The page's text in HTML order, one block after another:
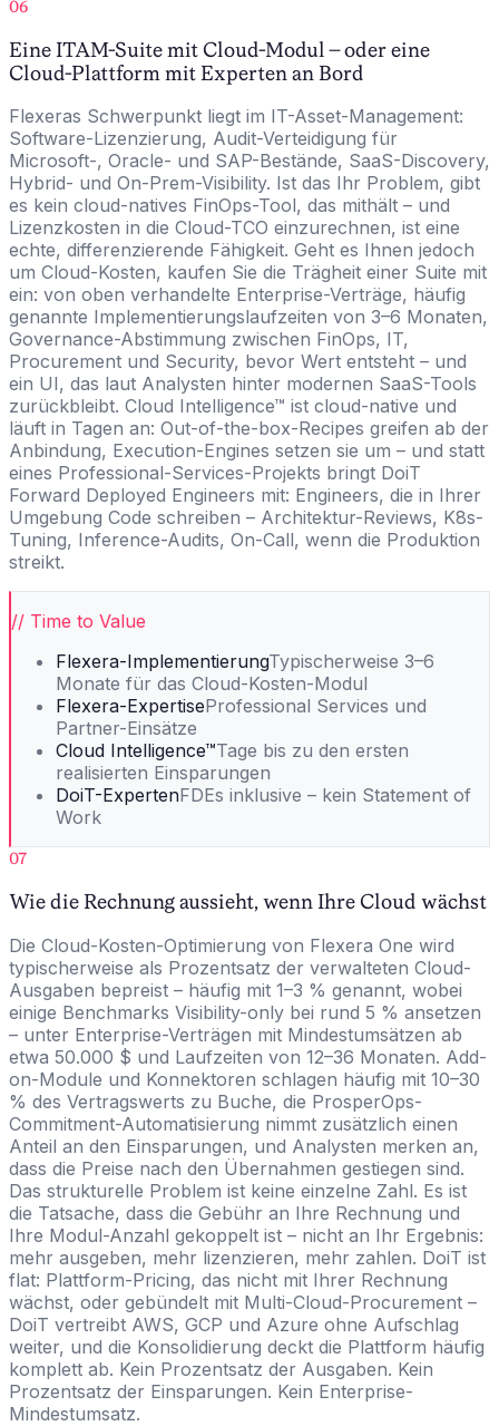
06
Eine ITAM-Suite mit Cloud-Modul – oder eine
Cloud-Plattform mit Experten an Bord
Flexeras Schwerpunkt liegt im IT-Asset-Management:
Software-Lizenzierung, Audit-Verteidigung für
Microsoft-, Oracle- und SAP-Bestände, SaaS-Discovery,
Hybrid- und On-Prem-Visibility. Ist das Ihr Problem, gibt
es kein cloud-natives FinOps-Tool, das mithält – und
Lizenzkosten in die Cloud-TCO einzurechnen, ist eine
echte, differenzierende Fähigkeit. Geht es Ihnen jedoch
um Cloud-Kosten, kaufen Sie die Trägheit einer Suite mit
ein: von oben verhandelte Enterprise-Verträge, häufig
genannte Implementierungslaufzeiten von 3–6 Monaten,
Governance-Abstimmung zwischen FinOps, IT,
Procurement und Security, bevor Wert entsteht – und
ein UI, das laut Analysten hinter modernen SaaS-Tools
zurückbleibt. Cloud Intelligence™ ist cloud-native und
läuft in Tagen an: Out-of-the-box-Recipes greifen ab der
Anbindung, Execution-Engines setzen sie um – und statt
eines Professional-Services-Projekts bringt DoiT
Forward Deployed Engineers mit: Engineers, die in Ihrer
Umgebung Code schreiben – Architektur-Reviews, K8s-
Tuning, Inference-Audits, On-Call, wenn die Produktion
streikt.
// Time to Value
Flexera-ImplementierungTypischerweise 3–6
Monate für das Cloud-Kosten-Modul
Flexera-ExpertiseProfessional Services und
Partner-Einsätze
Cloud Intelligence™Tage bis zu den ersten
realisierten Einsparungen
DoiT-ExpertenFDEs inklusive – kein Statement of
Work
07
Wie die Rechnung aussieht, wenn Ihre Cloud wächst
Die Cloud-Kosten-Optimierung von Flexera One wird
typischerweise als Prozentsatz der verwalteten Cloud-
Ausgaben bepreist – häufig mit 1–3 % genannt, wobei
einige Benchmarks Visibility-only bei rund 5 % ansetzen
– unter Enterprise-Verträgen mit Mindestumsätzen ab
etwa 50.000 $ und Laufzeiten von 12–36 Monaten. Add-
on-Module und Konnektoren schlagen häufig mit 10–30
% des Vertragswerts zu Buche, die ProsperOps-
Commitment-Automatisierung nimmt zusätzlich einen
Anteil an den Einsparungen, und Analysten merken an,
dass die Preise nach den Übernahmen gestiegen sind.
Das strukturelle Problem ist keine einzelne Zahl. Es ist
die Tatsache, dass die Gebühr an Ihre Rechnung und
Ihre Modul-Anzahl gekoppelt ist – nicht an Ihr Ergebnis:
mehr ausgeben, mehr lizenzieren, mehr zahlen. DoiT ist
flat: Plattform-Pricing, das nicht mit Ihrer Rechnung
wächst, oder gebündelt mit Multi-Cloud-Procurement –
DoiT vertreibt AWS, GCP und Azure ohne Aufschlag
weiter, und die Konsolidierung deckt die Plattform häufig
komplett ab. Kein Prozentsatz der Ausgaben. Kein
Prozentsatz der Einsparungen. Kein Enterprise-
Mindestumsatz.